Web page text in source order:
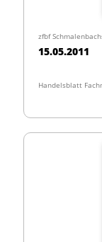
zfbf
15.05.2011
Handelsblatt